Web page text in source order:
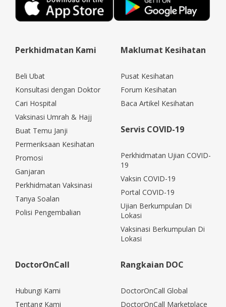
Perkhidmatan Kami
Beli Ubat
Konsultasi dengan Doktor
Cari Hospital
Vaksinasi Umrah & Hajj
Buat Temu Janji
Permeriksaan Kesihatan
Promosi
Ganjaran
Perkhidmatan Vaksinasi
Tanya Soalan
Polisi Pengembalian
Maklumat Kesihatan
Pusat Kesihatan
Forum Kesihatan
Baca Artikel Kesihatan
Servis COVID-19
Perkhidmatan Ujian COVID-
19
Vaksin COVID-19
Portal COVID-19
Ujian Berkumpulan Di
Lokasi
Vaksinasi Berkumpulan Di
Lokasi
DoctorOnCall
Hubungi Kami
Tentang Kami
Rangkaian DOC
DoctorOnCall Global
DoctorOnCall Marketplace